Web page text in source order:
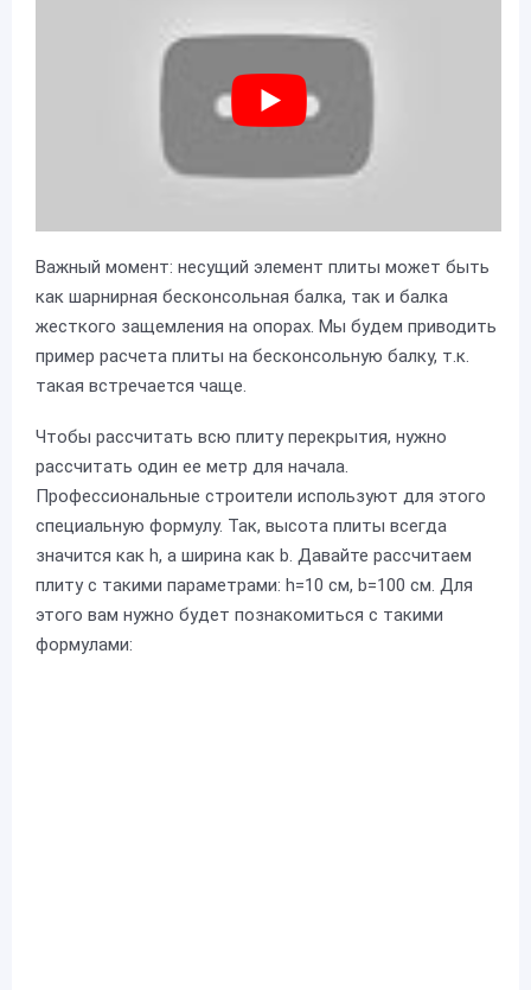
Важный момент: несущий элемент плиты может быть
как шарнирная бесконсольная балка, так и балка
жесткого защемления на опорах. Мы будем приводить
пример расчета плиты на бесконсольную балку, т.к.
такая встречается чаще.
Чтобы рассчитать всю плиту перекрытия, нужно
рассчитать один ее метр для начала.
Профессиональные строители используют для этого
специальную формулу. Так, высота плиты всегда
значится как h, а ширина как b. Давайте рассчитаем
плиту с такими параметрами: h=10 см, b=100 см. Для
этого вам нужно будет познакомиться с такими
формулами: